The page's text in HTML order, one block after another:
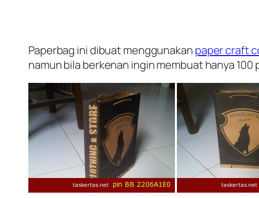
Paperbag ini dibuat menggunakan paper craft
namun bila berkenan ingin membuat hanya 100